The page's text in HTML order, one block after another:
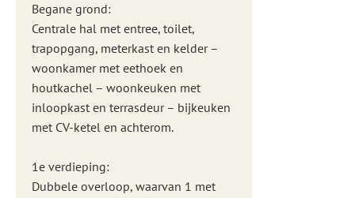
Begane grond:
Centrale hal met entree, toilet,
trapopgang, meterkast en kelder –
woonkamer met eethoek en
houtkachel – woonkeuken met
inloopkast en terrasdeur – bijkeuken
met CV-ketel en achterom.
1e verdieping:
Dubbele overloop, waarvan 1 met